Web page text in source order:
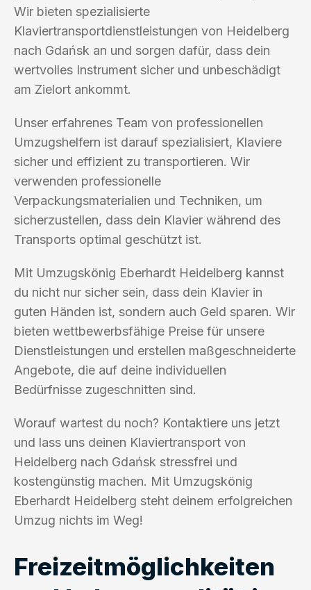
Wir bieten spezialisierte
Klaviertransportdienstleistungen von Heidelberg
nach Gdańsk an und sorgen dafür, dass dein
wertvolles Instrument sicher und unbeschädigt
am Zielort ankommt.
Unser erfahrenes Team von professionellen
Umzugshelfern ist darauf spezialisiert, Klaviere
sicher und effizient zu transportieren. Wir
verwenden professionelle
Verpackungsmaterialien und Techniken, um
sicherzustellen, dass dein Klavier während des
Transports optimal geschützt ist.
Mit Umzugskönig Eberhardt Heidelberg kannst
du nicht nur sicher sein, dass dein Klavier in
guten Händen ist, sondern auch Geld sparen. Wir
bieten wettbewerbsfähige Preise für unsere
Dienstleistungen und erstellen maßgeschneiderte
Angebote, die auf deine individuellen
Bedürfnisse zugeschnitten sind.
Worauf wartest du noch? Kontaktiere uns jetzt
und lass uns deinen Klaviertransport von
Heidelberg nach Gdańsk stressfrei und
kostengünstig machen. Mit Umzugskönig
Eberhardt Heidelberg steht deinem erfolgreichen
Umzug nichts im Weg!
Freizeitmöglichkeiten